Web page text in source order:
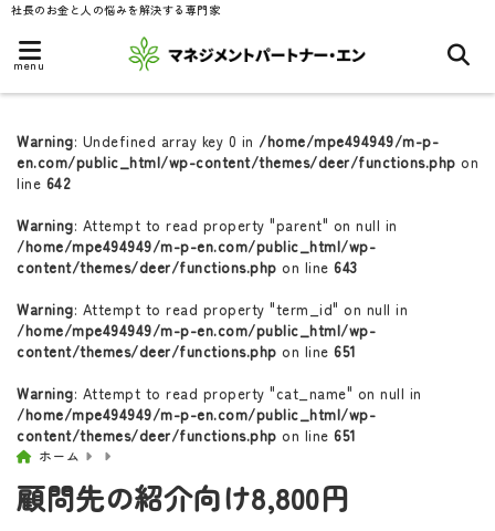
社長のお金と人の悩みを解決する専門家
menu
Warning: Undefined array key 0 in /home/mpe494949/m-p-
en.com/public_html/wp-content/themes/deer/functions.php on
line 642
Warning: Attempt to read property "parent" on null in
/home/mpe494949/m-p-en.com/public_html/wp-
content/themes/deer/functions.php on line 643
Warning: Attempt to read property "term_id" on null in
/home/mpe494949/m-p-en.com/public_html/wp-
content/themes/deer/functions.php on line 651
Warning: Attempt to read property "cat_name" on null in
/home/mpe494949/m-p-en.com/public_html/wp-
content/themes/deer/functions.php on line 651
ホーム
顧問先の紹介向け8,800円